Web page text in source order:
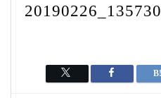
20190226_135730